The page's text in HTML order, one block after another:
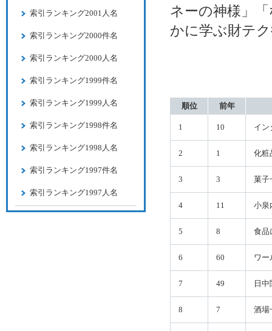
ネーの神様」
かに学ぶ財テ
順位 前年
1 10 イン
2 1 化粧
3 3 菓子
4 11 小泉
5 8 食品
6 60 ワー
7 49 日
8 7 酒場
索引ランキング2001人名
索引ランキング2000件名
索引ランキング2000人名
索引ランキング1999件名
索引ランキング1999人名
索引ランキング1998件名
索引ランキング1998人名
索引ランキング1997件名
索引ランキング1997人名